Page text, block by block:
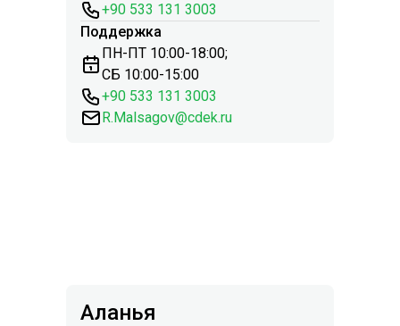
+90 533 131 3003
Поддержка
ПН-ПТ 10:00-18:00;
СБ 10:00-15:00
+90 533 131 3003
R.Malsagov@cdek.ru
Аланья